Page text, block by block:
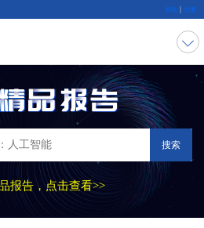
登陆 | 注册
搜索
报告，点击查看>>